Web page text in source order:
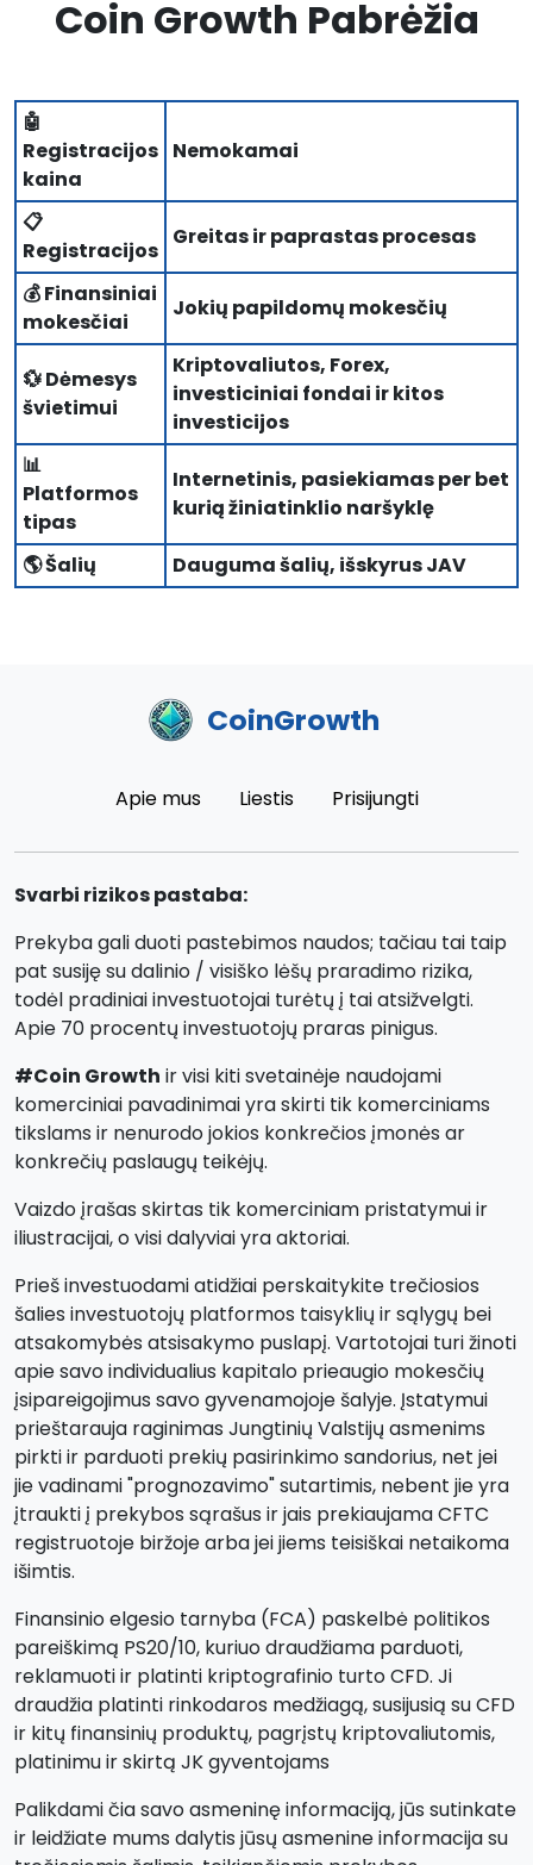
Coin Growth Pabrėžia
🤖
Registracijos
kaina
Nemokamai
📋
Registracijos
Greitas ir paprastas procesas
💰 Finansiniai
mokesčiai
Jokių papildomų mokesčių
💱 Dėmesys
švietimui
Kriptovaliutos, Forex,
investiciniai fondai ir kitos
investicijos
📊
Platformos
tipas
Internetinis, pasiekiamas per bet
kurią žiniatinklio naršyklę
🌎 Šalių Dauguma šalių, išskyrus JAV
CoinGrowth
Apie mus Liestis Prisijungti
Svarbi rizikos pastaba:
Prekyba gali duoti pastebimos naudos; tačiau tai taip
pat susiję su dalinio / visiško lėšų praradimo rizika,
todėl pradiniai investuotojai turėtų į tai atsižvelgti.
Apie 70 procentų investuotojų praras pinigus.
#Coin Growth ir visi kiti svetainėje naudojami
komerciniai pavadinimai yra skirti tik komerciniams
tikslams ir nenurodo jokios konkrečios įmonės ar
konkrečių paslaugų teikėjų.
Vaizdo įrašas skirtas tik komerciniam pristatymui ir
iliustracijai, o visi dalyviai yra aktoriai.
Prieš investuodami atidžiai perskaitykite trečiosios
šalies investuotojų platformos taisyklių ir sąlygų bei
atsakomybės atsisakymo puslapį. Vartotojai turi žinoti
apie savo individualius kapitalo prieaugio mokesčių
įsipareigojimus savo gyvenamojoje šalyje. Įstatymui
prieštarauja raginimas Jungtinių Valstijų asmenims
pirkti ir parduoti prekių pasirinkimo sandorius, net jei
jie vadinami "prognozavimo" sutartimis, nebent jie yra
įtraukti į prekybos sąrašus ir jais prekiaujama CFTC
registruotoje biržoje arba jei jiems teisiškai netaikoma
išimtis.
Finansinio elgesio tarnyba (FCA) paskelbė politikos
pareiškimą PS20/10, kuriuo draudžiama parduoti,
reklamuoti ir platinti kriptografinio turto CFD. Ji
draudžia platinti rinkodaros medžiagą, susijusią su CFD
ir kitų finansinių produktų, pagrįstų kriptovaliutomis,
platinimu ir skirtą JK gyventojams
Palikdami čia savo asmeninę informaciją, jūs sutinkate
ir leidžiate mums dalytis jūsų asmenine informacija su